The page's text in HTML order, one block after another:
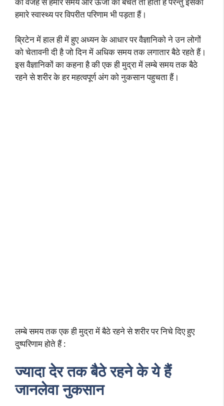
हमारे स्वास्थ्य पर विपरीत परिणाम भी पड़ता हैं।
ब्रिटेन में हाल ही में हुए अध्यन के आधार पर वैज्ञानिको ने उन लोगों
को चेतावनी दी है जो दिन में अधिक समय तक लगातार बैठे रहते हैं।
इस वैज्ञानिकों का कहना है की एक ही मुद्रा में लम्बे समय तक बैठे
रहने से शरीर के हर महत्वपूर्ण अंग को नुकसान पहुचता हैं।
लम्बे समय तक एक ही मुद्रा में बैठे रहने से शरीर पर निचे दिए हुए
दुष्परिणाम होते हैं :
ज्यादा देर तक बैठे रहने के ये हैं
जानलेवा नुकसान